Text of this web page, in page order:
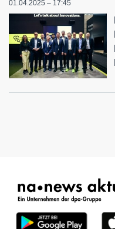
01.04.2025 – 17:45